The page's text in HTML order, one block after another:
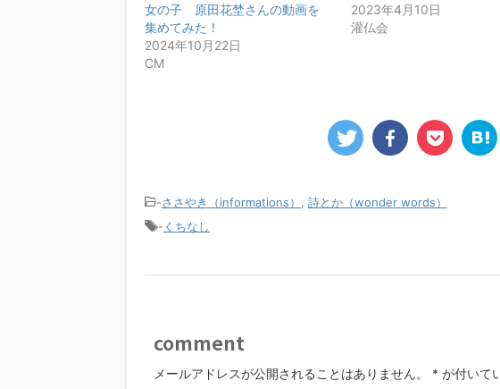
女の子 原田花埜さんの動画を
集めてみた！
2024年10月22日
CM
2023年4月10日
灌仏会
-ささやき（informations）
詩とか（wonder words）
- くちなし
comment
メールアドレスが公開されることはありません。 * が付いて